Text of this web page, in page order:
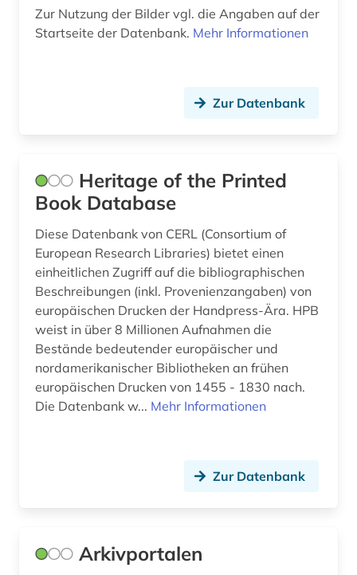
aschach (1)
audiovisuelles material (1)
augsburg (1)
ausleihe (1)
ausländisches kulturgut (1)
ausstellungskatalog (1)
auswanderung (4)
ausweisung (1)
autobiographie (1)
av-medien (1)
Nordamerika (2)
Ostasien (1)
Osteuropa (13)
Ostmitteleuropa (5)
Polen (13)
Portugal (1)
Rheinland-Pfalz (1)
Roemisches Reich (6)
Rumänien (5)
Zur Nutzung der Bilder vgl. die Angaben auf der
Startseite der Datenbank. Mehr Informationen
Zur Datenbank
Heritage of the Printed
Book Database
Diese Datenbank von CERL (Consortium of
European Research Libraries) bietet einen
einheitlichen Zugriff auf die bibliographischen
Beschreibungen (inkl. Provenienzangaben) von
europäischen Drucken der Handpress-Ära. HPB
weist in über 8 Millionen Aufnahmen die
Bestände bedeutender europäischer und
nordamerikanischer Bibliotheken an frühen
europäischen Drucken von 1455 - 1830 nach.
Die Datenbank w... Mehr Informationen
Zur Datenbank
Arkivportalen